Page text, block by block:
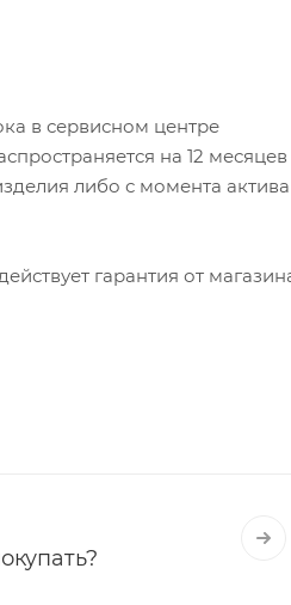
в сервисном центре
на 12
либо с момента
гарантия от